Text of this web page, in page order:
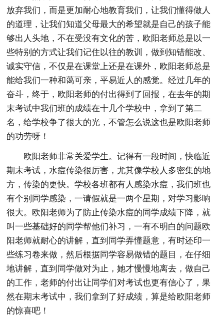
放弃我们，而是更加耐心地教育我们，让我们懂得做人
的道理，让我们知道父母最大的希望就是自己的孩子能
够出人头地，不在受没有文化的苦，欧阳老师总是以一
些特别的方式让我们记住以往的教训，做到知错能改、
诚实守信，不仅是在课堂上还是在课外，欧阳老师总是
能给我们一种和蔼可亲，平易近人的感觉。经过几年的
奋斗，终于，欧阳老师的付出得到了回报，在去年的期
末考试中我们班的成绩在十几个学校中，拿到了第二
名，给学校争了很大的光，不管怎么说这也是欧阳老师
的功劳呀！
欧阳老师非常关爱学生。记得有一段时间，快临近
期末考试，水痘传染很厉害，尤其像学校人多密集的地
方，传染的更快。学校各班都有人感染水痘，我们班也
有个别同学感染，一请假就是一两个星期，对学习影响
很大。欧阳老师为了防止传染水痘的同学成绩下降，就
叫一些基础好的同学帮他们补习，一有不明白的问题欧
阳老师就耐心的讲解，直到同学弄懂题意，有时还印一
些练习卷来做，然后根据同学容易做错的题目，在仔细
地讲解，直到同学做对为止，她才慢慢地离去，做自己
的工作，老师的付出让同学们对考试也更有信心了，果
然在期末考试中，我们拿到了好成绩，算是给欧阳老师
的惊喜吧！